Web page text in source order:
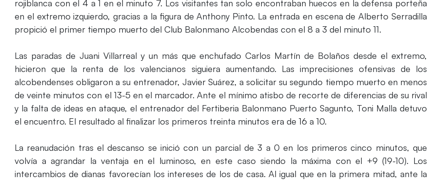
rojiblanca con el 4 a 1 en el minuto 7. Los visitantes tan solo encontraban huecos en la defensa porteña
en el extremo izquierdo, gracias a la figura de Anthony Pinto. La entrada en escena de Alberto Serradilla
propició el primer tiempo muerto del Club Balonmano Alcobendas con el 8 a 3 del minuto 11.
Las paradas de Juani Villarreal y un más que enchufado Carlos Martín de Bolaños desde el extremo,
hicieron que la renta de los valencianos siguiera aumentando. Las imprecisiones ofensivas de los
alcobendenses obligaron a su entrenador, Javier Suárez, a solicitar su segundo tiempo muerto en menos
de veinte minutos con el 13-5 en el marcador. Ante el mínimo atisbo de recorte de diferencias de su rival
y la falta de ideas en ataque, el entrenador del Fertiberia Balonmano Puerto Sagunto, Toni Malla detuvo
el encuentro. El resultado al finalizar los primeros treinta minutos era de 16 a 10.
La reanudación tras el descanso se inició con un parcial de 3 a 0 en los primeros cinco minutos, que
volvía a agrandar la ventaja en el luminoso, en este caso siendo la máxima con el +9 (19-10). Los
intercambios de dianas favorecían los intereses de los de casa. Al igual que en la primera mitad, ante la